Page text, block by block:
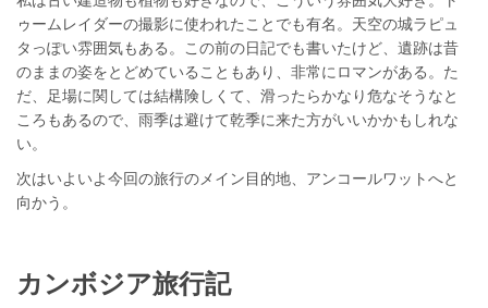
ゥームレイダーの撮影に使われたことでも有名。天空の城ラピュ
タっぽい雰囲気もある。この前の日記でも書いたけど、遺跡は昔
のままの姿をとどめていることもあり、非常にロマンがある。た
だ、足場に関しては結構険しくて、滑ったらかなり危なそうなと
ころもあるので、雨季は避けて乾季に来た方がいいかかもしれな
い。
次はいよいよ今回の旅行のメイン目的地、アンコールワットへと
向かう。
カンボジア旅行記